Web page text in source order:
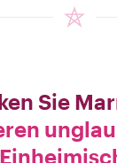
Sie